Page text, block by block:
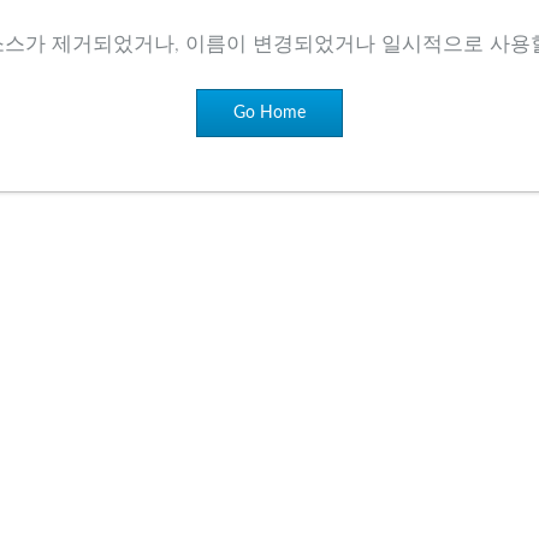
가 제거되었거나, 이름이 변경되었거나 일시적으로 사용
Go Home